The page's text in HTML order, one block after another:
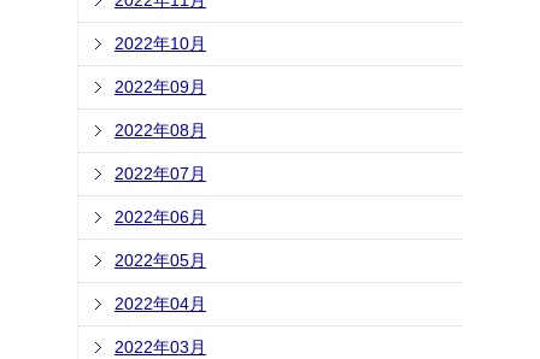
2022年10月
2022年09月
2022年08月
2022年07月
2022年06月
2022年05月
2022年04月
2022年03月